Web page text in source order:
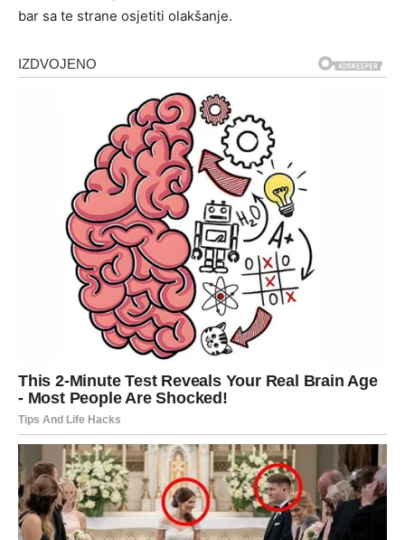
bar sa te strane osjetiti olakšanje.